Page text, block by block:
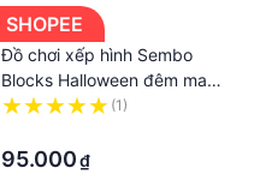
SHOPEE
Đồ chơi xếp hình Sembo
Blocks Halloween đêm ma
thuật xe bí ngô đèn lồng tàu
tạo giải trí
(1)
95.000₫